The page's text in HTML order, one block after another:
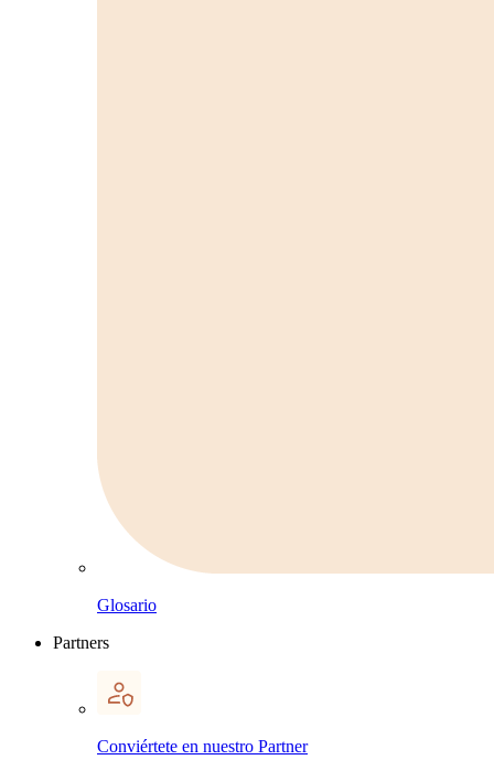
Glosario
Partners
Conviértete en nuestro Partner